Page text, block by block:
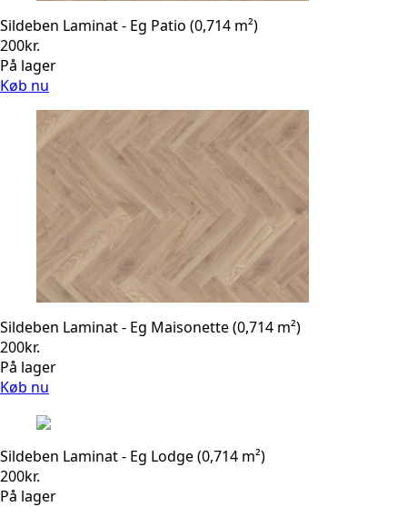
Sildeben Laminat - Eg Patio (0,714 m²)
200kr.
På lager
Køb nu
Sildeben Laminat - Eg Maisonette (0,714 m²)
200kr.
På lager
Køb nu
Sildeben Laminat - Eg Lodge (0,714 m²)
200kr.
På lager